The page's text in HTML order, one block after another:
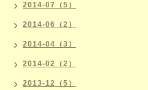
2014-07（5）
2014-06（2）
2014-04（3）
2014-02（2）
2013-12（5）